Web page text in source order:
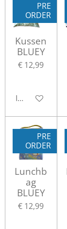
PRE
ORDER
Kussen
BLUEY
€ 12,99
In
PRE
ORDER
Lunchb
ag
BLUEY
€ 12,99